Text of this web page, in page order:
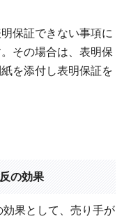
保証できない事項に
その場合は、表明保
を添付し表明保証を
の効果
果として、売り手が